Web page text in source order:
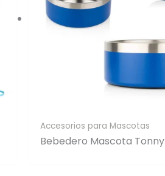
Accesorios para Mascotas
Bebedero Mascota Tonny